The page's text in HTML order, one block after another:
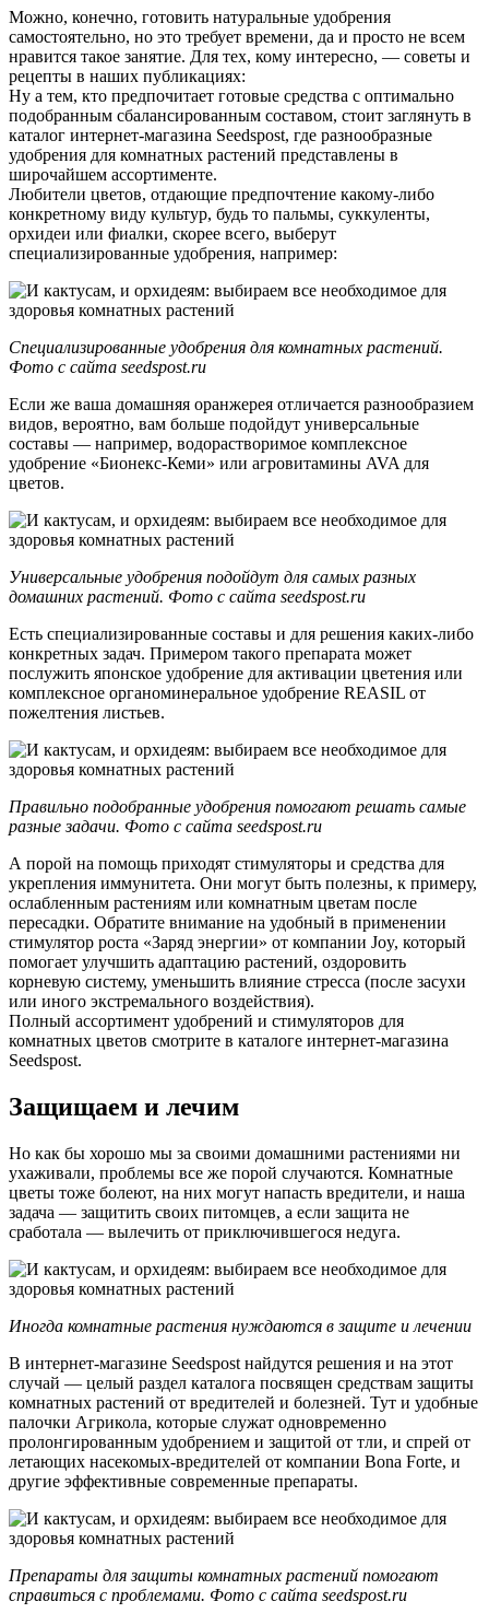
Можно, конечно, готовить натуральные удобрения
самостоятельно, но это требует времени, да и просто не всем
нравится такое занятие. Для тех, кому интересно, — советы и
рецепты в наших публикациях:
Ну а тем, кто предпочитает готовые средства с оптимально
подобранным сбалансированным составом, стоит заглянуть в
каталог интернет-магазина Seedspost, где разнообразные
удобрения для комнатных растений представлены в
широчайшем ассортименте.
Любители цветов, отдающие предпочтение какому-либо
конкретному виду культур, будь то пальмы, суккуленты,
орхидеи или фиалки, скорее всего, выберут
специализированные удобрения, например:
Специализированные удобрения для комнатных растений.
Фото с сайта seedspost.ru
Если же ваша домашняя оранжерея отличается разнообразием
видов, вероятно, вам больше подойдут универсальные
составы — например, водорастворимое комплексное
удобрение «Бионекс-Кеми» или агровитамины AVA для
цветов.
Универсальные удобрения подойдут для самых разных
домашних растений. Фото с сайта seedspost.ru
Есть специализированные составы и для решения каких-либо
конкретных задач. Примером такого препарата может
послужить японское удобрение для активации цветения или
комплексное органоминеральное удобрение REASIL от
пожелтения листьев.
Правильно подобранные удобрения помогают решать самые
разные задачи. Фото с сайта seedspost.ru
А порой на помощь приходят стимуляторы и средства для
укрепления иммунитета. Они могут быть полезны, к примеру,
ослабленным растениям или комнатным цветам после
пересадки. Обратите внимание на удобный в применении
стимулятор роста «Заряд энергии» от компании Joy, который
помогает улучшить адаптацию растений, оздоровить
корневую систему, уменьшить влияние стресса (после засухи
или иного экстремального воздействия).
Полный ассортимент удобрений и стимуляторов для
комнатных цветов смотрите в каталоге интернет-магазина
Seedspost.
Защищаем и лечим
Но как бы хорошо мы за своими домашними растениями ни
ухаживали, проблемы все же порой случаются. Комнатные
цветы тоже болеют, на них могут напасть вредители, и наша
задача — защитить своих питомцев, а если защита не
сработала — вылечить от приключившегося недуга.
Иногда комнатные растения нуждаются в защите и лечении
В интернет-магазине Seedspost найдутся решения и на этот
случай — целый раздел каталога посвящен средствам защиты
комнатных растений от вредителей и болезней. Тут и удобные
палочки Агрикола, которые служат одновременно
пролонгированным удобрением и защитой от тли, и спрей от
летающих насекомых-вредителей от компании Bona Forte, и
другие эффективные современные препараты.
Препараты для защиты комнатных растений помогают
справиться с проблемами. Фото с сайта seedspost.ru